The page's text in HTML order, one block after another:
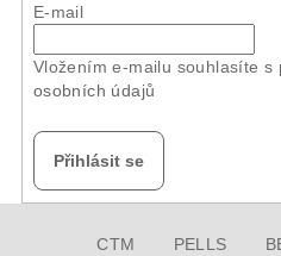
E-mail
Vložením e-mailu souhlasíte s
osobních údajů
Přihlásit se
CTM PELLS